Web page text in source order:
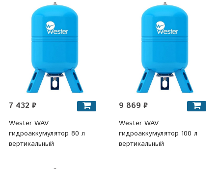
7 432 ₽
Wester WAV
гидроаккумулятор 80 л
вертикальный
9 869 ₽
Wester WAV
гидроаккумулятор 100 л
вертикальный